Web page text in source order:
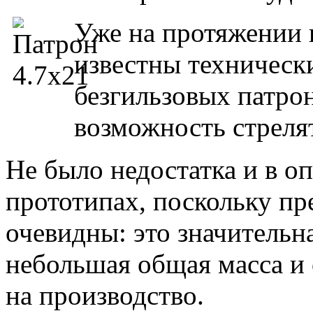
Уже на протяжении
известны
безгильзовых
возможность
Не было недостатка и в
прототипах, поскольку
очевидны: это
небольшая общая масса и
на производство.